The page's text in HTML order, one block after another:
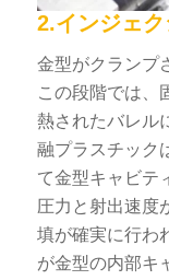
2.インジェ
金型がクランプ
この段階では、
熱されたバレル
融プラスチック
て金型キャビテ
圧力と射出速度
填が確実に行わ
が金型の内部キ